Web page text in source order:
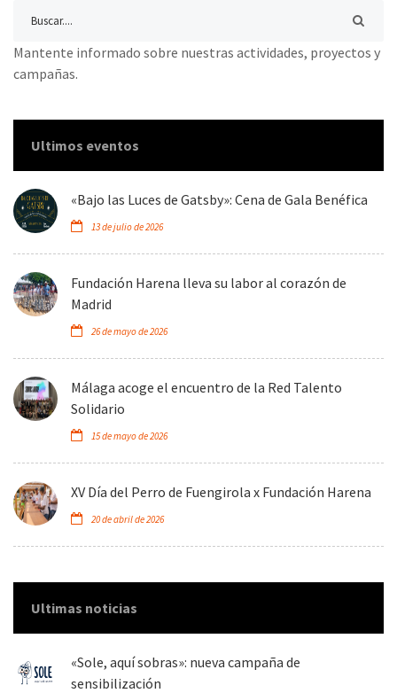
Mantente informado sobre nuestras actividades, proyectos y
campañas.
Ultimos eventos
«Bajo las Luces de Gatsby»: Cena de Gala Benéfica
13 de julio de 2026
Fundación Harena lleva su labor al corazón de
Madrid
26 de mayo de 2026
Málaga acoge el encuentro de la Red Talento
Solidario
15 de mayo de 2026
XV Día del Perro de Fuengirola x Fundación Harena
20 de abril de 2026
Ultimas noticias
«Sole, aquí sobras»: nueva campaña de
sensibilización